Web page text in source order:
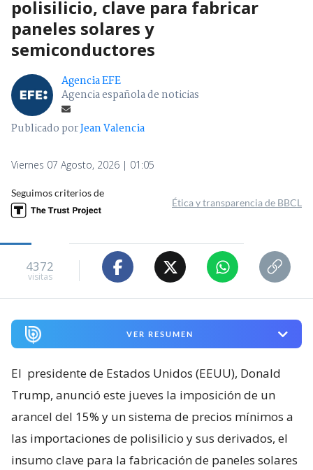
polisilicio, clave para fabricar
paneles solares y
semiconductores
Agencia EFE
Agencia española de noticias
Publicado porJean Valencia
Viernes 07 Agosto, 2026 | 01:05
Seguimos criterios de
Ética y transparencia de BBCL
4372
visitas
VER RESUMEN
El presidente de Estados Unidos (EEUU), Donald
Trump, anunció este jueves la imposición de un
arancel del 15% y un sistema de precios mínimos a
las importaciones de polisilicio y sus derivados, el
insumo clave para la fabricación de paneles solares